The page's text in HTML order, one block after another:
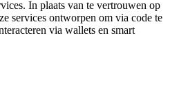
In plaats van te vertrouwen op
services ontworpen om via code te
via wallets en smart